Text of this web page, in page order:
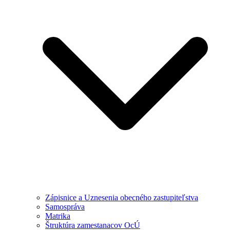
Zápisnice a Uznesenia obecného zastupiteľstva
Samospráva
Matrika
Štruktúra zamestanacov OcÚ